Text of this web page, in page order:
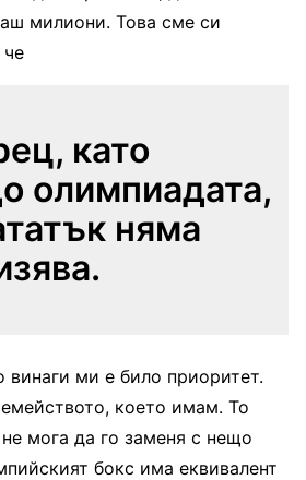
милиони. Това сме си
че
като
олимпиадата,
няма
винаги ми е било приоритет.
което имам. То
мога да го заменя с нещо
бокс има еквивалент